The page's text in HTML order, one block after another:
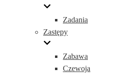
Zadania
Zastępy
Zabawa
Czewoja